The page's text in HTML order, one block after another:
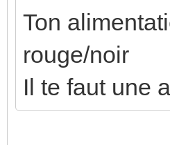
Ton
rouge/noir
Il te faut une